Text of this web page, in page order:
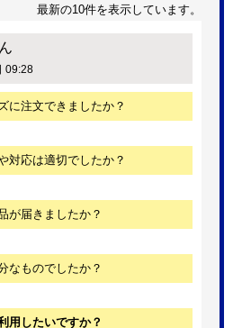
最新の10件を表示しています。
09:28
に注文できましたか？
対応は適切でしたか？
が届きましたか？
なものでしたか？
用したいですか？